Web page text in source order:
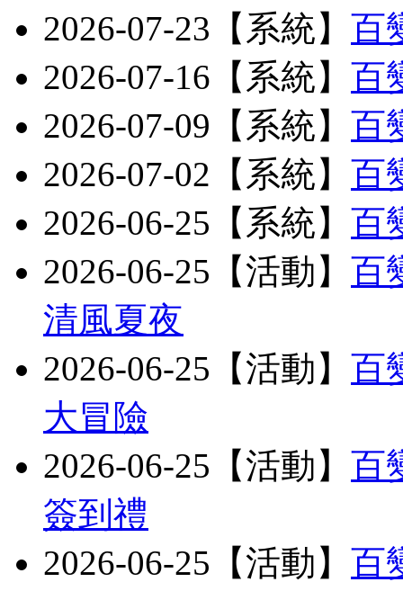
2026-07-23【系統】 百
2026-07-16【系統】 百
2026-07-09【系統】 百
2026-07-02【系統】 百
2026-06-25【系統】 百
2026-06-25【活動】 百
清風夏夜
2026-06-25【活動】 百
大冒險
2026-06-25【活動】 百
簽到禮
2026-06-25【活動】 百